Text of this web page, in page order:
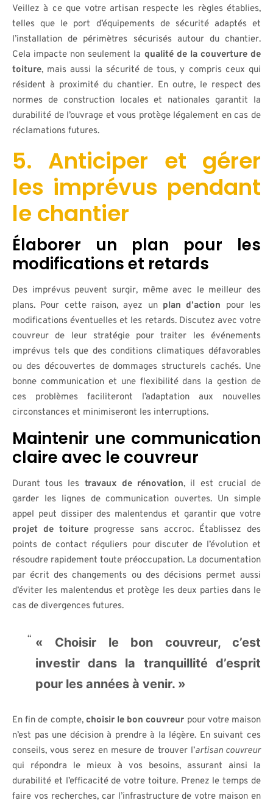
Veillez à ce que votre artisan respecte les règles établies,
telles que le port d’équipements de sécurité adaptés et
l’installation de périmètres sécurisés autour du chantier.
Cela impacte non seulement la qualité de la couverture de
toiture, mais aussi la sécurité de tous, y compris ceux qui
résident à proximité du chantier. En outre, le respect des
normes de construction locales et nationales garantit la
durabilité de l’ouvrage et vous protège légalement en cas de
réclamations futures.
5. Anticiper et gérer
les imprévus pendant
le chantier
Élaborer un plan pour les
modifications et retards
Des imprévus peuvent surgir, même avec le meilleur des
plans. Pour cette raison, ayez un plan d’action pour les
modifications éventuelles et les retards. Discutez avec votre
couvreur de leur stratégie pour traiter les événements
imprévus tels que des conditions climatiques défavorables
ou des découvertes de dommages structurels cachés. Une
bonne communication et une flexibilité dans la gestion de
ces problèmes faciliteront l’adaptation aux nouvelles
circonstances et minimiseront les interruptions.
Maintenir une communication
claire avec le couvreur
Durant tous les travaux de rénovation, il est crucial de
garder les lignes de communication ouvertes. Un simple
appel peut dissiper des malentendus et garantir que votre
projet de toiture progresse sans accroc. Établissez des
points de contact réguliers pour discuter de l’évolution et
résoudre rapidement toute préoccupation. La documentation
par écrit des changements ou des décisions permet aussi
d’éviter les malentendus et protège les deux parties dans le
cas de divergences futures.
« Choisir le bon couvreur, c’est
investir dans la tranquillité d’esprit
pour les années à venir. »
En fin de compte, choisir le bon couvreur pour votre maison
n’est pas une décision à prendre à la légère. En suivant ces
conseils, vous serez en mesure de trouver l’artisan couvreur
qui répondra le mieux à vos besoins, assurant ainsi la
durabilité et l’efficacité de votre toiture. Prenez le temps de
faire vos recherches, car l’infrastructure de votre maison en